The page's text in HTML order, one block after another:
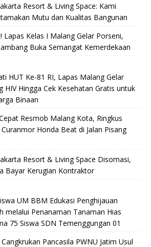
Resort & Living Space: Kami
Mutu dan Kualitas Bangunan
Lapas Kelas I Malang Gelar Porseni,
Buka Semangat Kemerdekaan
HUT Ke-81 RI, Lapas Malang Gelar
HIV Hingga Cek Kesehatan Gratis untuk
Binaan
Resmob Malang Kota, Ringkus
Curanmor Honda Beat di Jalan Pisang
Resort & Living Space Disomasi,
Bayar Kerugian Kontraktor
UM BBM Edukasi Penghijauan
melalui Penanaman Tanaman Hias
75 Siswa SDN Temenggungan 01
Pancasila PWNU Jatim Usul